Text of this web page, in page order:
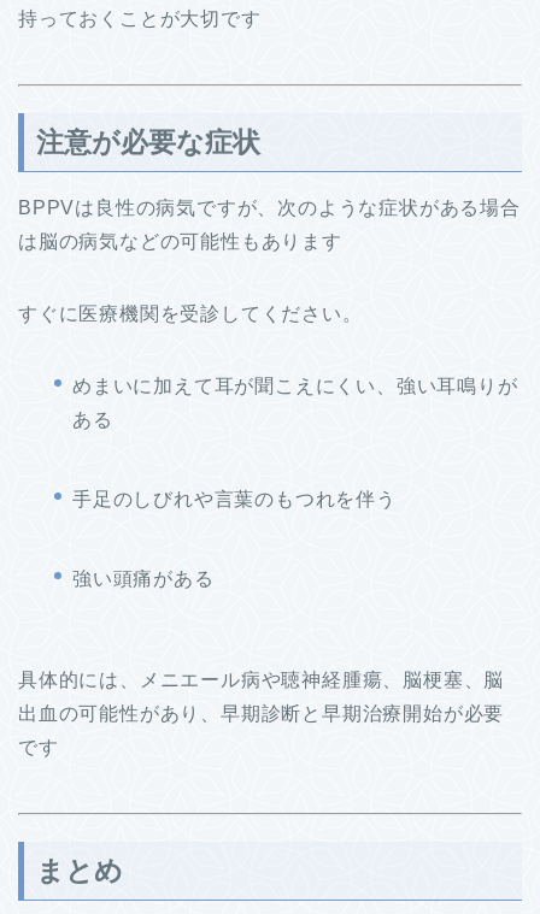
持っておくことが大切です
注意が必要な症状
BPPVは良性の病気ですが、次のような症状がある場合
は脳の病気などの可能性もあります
すぐに医療機関を受診してください。
めまいに加えて耳が聞こえにくい、強い耳鳴りが
ある
手足のしびれや言葉のもつれを伴う
強い頭痛がある
具体的には、メニエール病や聴神経腫瘍、脳梗塞、脳
出血の可能性があり、早期診断と早期治療開始が必要
です
まとめ